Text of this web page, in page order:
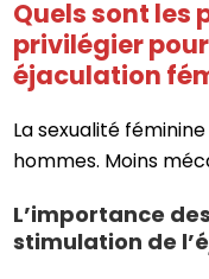
Quels sont les
privilégier
éjaculation
La sexualité
hommes. Moins
L’importance
stimulation de